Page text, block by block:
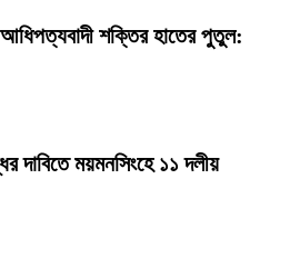
শক্তির হাতের পুতুল:
দাবিতে ময়মনসিংহে ১১ দলীয়